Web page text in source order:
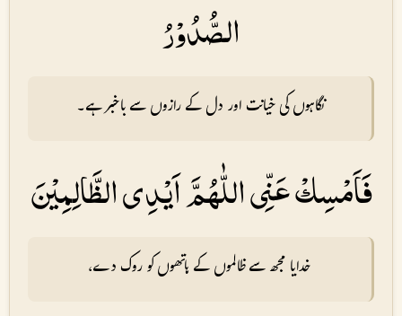
الصُّدُوْرُ
نگاہوں کی خیانت اور دل کے رازوں سے باخبر ہے۔
فَاَمْسِكْ عَنِّى اللّٰهُمَّ اَيْدِى الظَّالِمِيْنَ
خدایا مجھ سے ظالموں کے ہاتھوں کو روک دے،